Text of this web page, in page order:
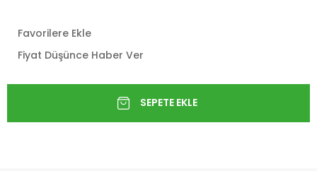
Favorilere Ekle
Fiyat Düşünce Haber Ver